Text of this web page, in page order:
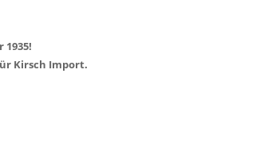
1935!
Kirsch Import.